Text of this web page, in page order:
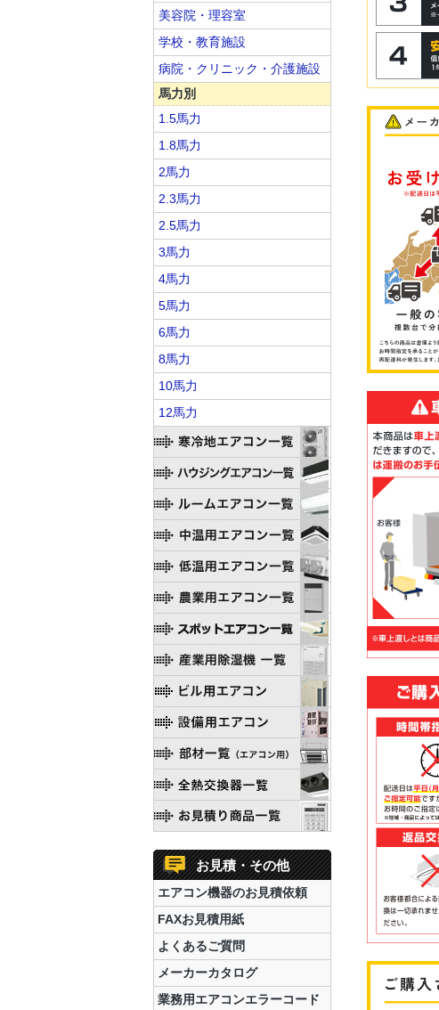
美容院・理容室
学校・教育施設
病院・クリニック・介護施設
馬力別
1.5馬力
1.8馬力
2馬力
2.3馬力
2.5馬力
3馬力
4馬力
5馬力
6馬力
8馬力
10馬力
12馬力
お見積・その他
エアコン機器のお見積依頼
FAXお見積用紙
よくあるご質問
メーカーカタログ
業務用エアコンエラーコード